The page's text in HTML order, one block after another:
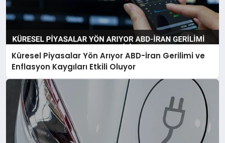
Küresel Piyasalar Yön Arıyor ABD-İran Gerilimi ve
Enflasyon Kaygıları Etkili Oluyor